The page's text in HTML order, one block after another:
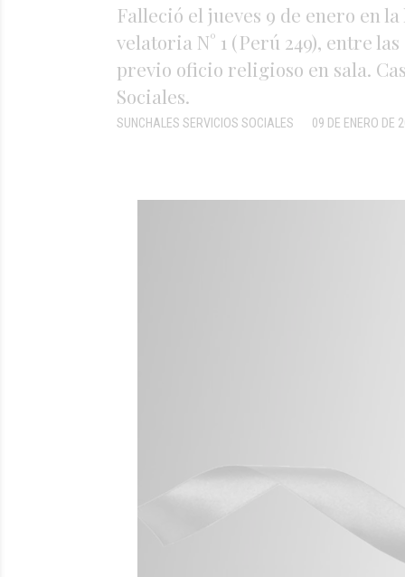
Falleció el jueves 9 de enero en
velatoria N° 1 (Perú 249), entre
previo oficio religioso en sala.
Sociales.
09 DE ENERO DE
SUNCHALES SERVICIOS SOCIALES